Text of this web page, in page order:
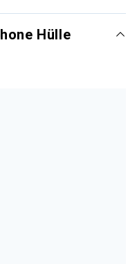
Hülle